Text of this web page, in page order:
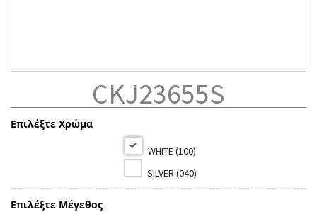
CKJ23655S
Επιλέξτε Χρώμα
WHITE (100)
SILVER (040)
Επιλέξτε Μέγεθος